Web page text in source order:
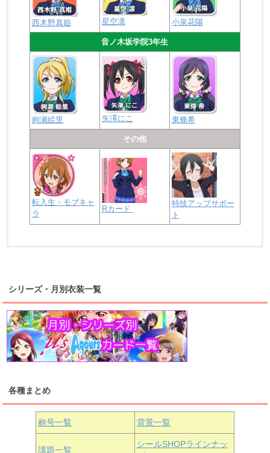
西木野真姫 星空凛 小泉花陽
音ノ木坂学院3年生
絢瀬絵里 矢澤にこ 東條希
その他
転入生・モブキャ
ラ
Rカード
特技アップサポー
ト
桜内梨子 高海千歌 渡辺曜
浦の星女学院1年生
津島善子 黒澤ルビィ
浦の星女学院3年生
上原歩夢 宮下愛 優木せつ菜
虹ヶ咲学園1年生
中須かすみ 天王寺璃奈
シリーズ・月別衣装一覧
各種まとめ
称号一覧 背景一覧
課題一覧
シールSHOPラインナッ